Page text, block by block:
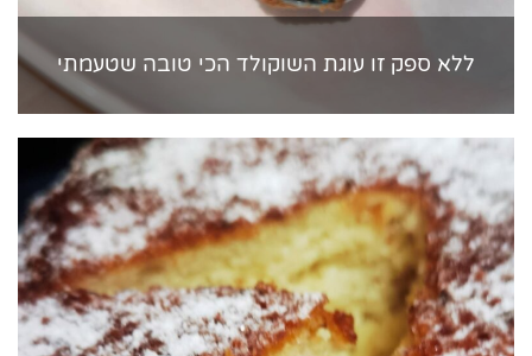
ללא ספק זו עוגת השוקולד הכי טובה שטעמתי